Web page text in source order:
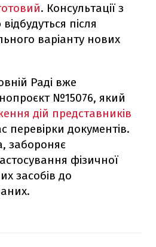
. Консультації з
після
варіанту нових
Раді вже
№15076, який
дій представників
перевірки документів.
забороняє
фізичної
засобів до